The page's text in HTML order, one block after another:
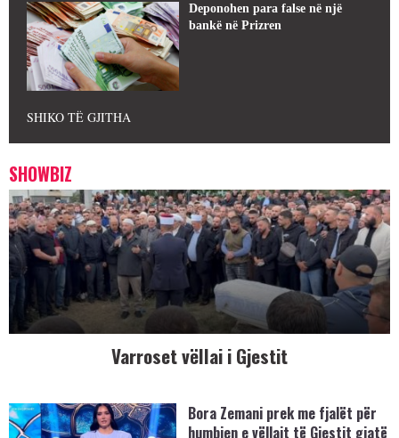
Deponohen para false në një
bankë në Prizren
SHIKO TË GJITHA
SHOWBIZ
Varroset vëllai i Gjestit
Bora Zemani prek me fjalët për
humbjen e vëllait të Gjestit gjatë